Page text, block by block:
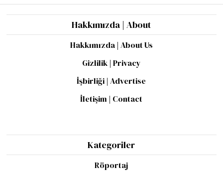
Hakkımızda | About
Hakkımızda | About Us
Gizlilik | Privacy
İşbirliği | Advertise
İletişim | Contact
Kategoriler
Röportaj